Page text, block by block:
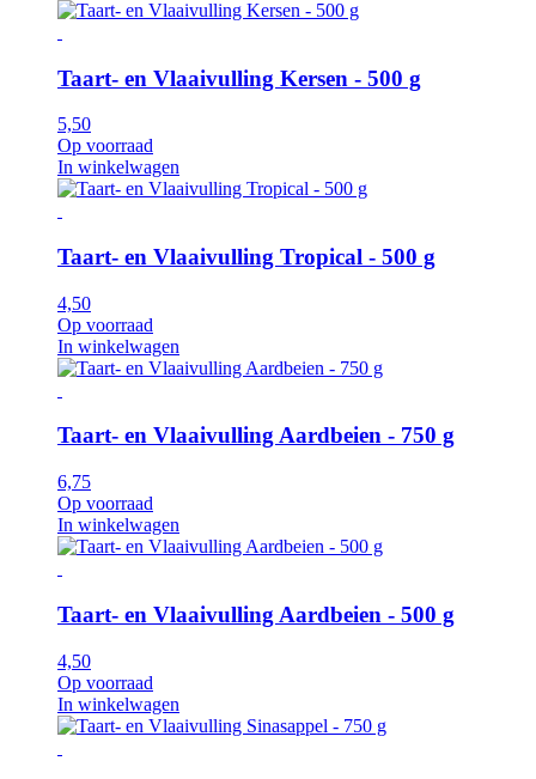
Taart- en Vlaaivulling Kersen - 500 g
5,50
Op voorraad
In winkelwagen
Taart- en Vlaaivulling Tropical - 500 g
4,50
Op voorraad
In winkelwagen
Taart- en Vlaaivulling Aardbeien - 750 g
6,75
Op voorraad
In winkelwagen
Taart- en Vlaaivulling Aardbeien - 500 g
4,50
Op voorraad
In winkelwagen